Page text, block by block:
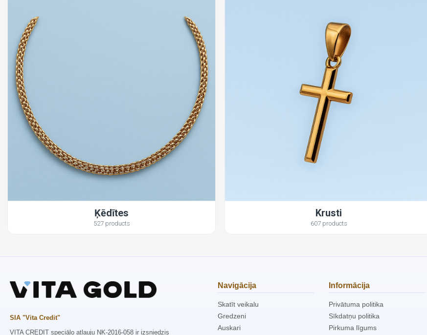
Ķēdītes
527 products
Krusti
607 products
SIA "Vita Credit"
VITA CREDIT speciālo atļauju NK-2016-058 ir izsniedzis
Navigācija
Skatīt veikalu
Gredzeni
Auskari
Informācija
Privātuma politika
Sīkdatņu politika
Pirkuma līgums